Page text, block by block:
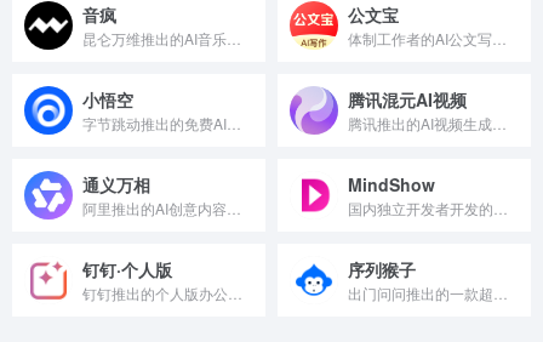
音疯 公文宝
小悟空 腾讯混元AI视频
通义万相 MindShow
钉钉·个人版 序列猴子